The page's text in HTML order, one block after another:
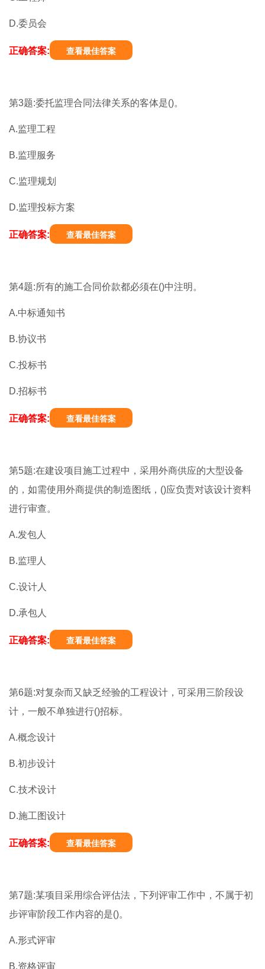
D.委员会
正确答案: 查看最佳答案
第3题:委托监理合同法律关系的客体是()。
A.监理工程
B.监理服务
C.监理规划
D.监理投标方案
正确答案: 查看最佳答案
第4题:所有的施工合同价款都必须在()中注明。
A.中标通知书
B.协议书
C.投标书
D.招标书
正确答案: 查看最佳答案
第5题:在建设项目施工过程中，采用外商供应的大型设备
的，如需使用外商提供的制造图纸，()应负责对该设计资料
进行审查。
A.发包人
B.监理人
C.设计人
D.承包人
正确答案: 查看最佳答案
第6题:对复杂而又缺乏经验的工程设计，可采用三阶段设
计，一般不单独进行()招标。
A.概念设计
B.初步设计
C.技术设计
D.施工图设计
正确答案: 查看最佳答案
第7题:某项目采用综合评估法，下列评审工作中，不属于初
步评审阶段工作内容的是()。
A.形式评审
B.资格评审